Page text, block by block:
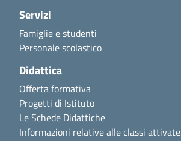
Servizi
Famiglie e studenti
Personale scolastico
Didattica
Offerta formativa
Progetti di Istituto
Le Schede Didattiche
Informazioni relative alle classi attivate